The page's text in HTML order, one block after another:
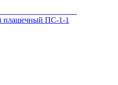
плашечный ПС-1-1